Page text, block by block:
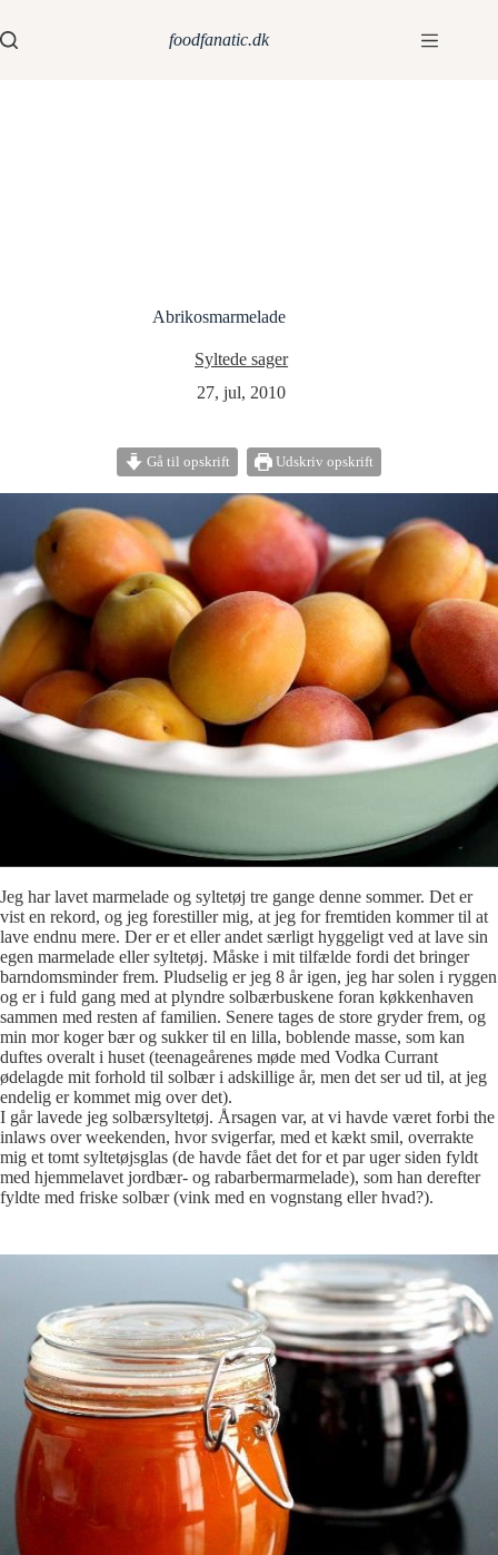
foodfanatic.dk
Abrikosmarmelade
Syltede sager
27, jul, 2010
Gå til opskrift Udskriv opskrift
Jeg har lavet marmelade og syltetøj tre gange denne sommer. Det er
vist en rekord, og jeg forestiller mig, at jeg for fremtiden kommer til at
lave endnu mere. Der er et eller andet særligt hyggeligt ved at lave sin
egen marmelade eller syltetøj. Måske i mit tilfælde fordi det bringer
barndomsminder frem. Pludselig er jeg 8 år igen, jeg har solen i ryggen
og er i fuld gang med at plyndre solbærbuskene foran køkkenhaven
sammen med resten af familien. Senere tages de store gryder frem, og
min mor koger bær og sukker til en lilla, boblende masse, som kan
duftes overalt i huset (teenageårenes møde med Vodka Currant
ødelagde mit forhold til solbær i adskillige år, men det ser ud til, at jeg
endelig er kommet mig over det).
I går lavede jeg solbærsyltetøj. Årsagen var, at vi havde været forbi the
inlaws over weekenden, hvor svigerfar, med et kækt smil, overrakte
mig et tomt syltetøjsglas (de havde fået det for et par uger siden fyldt
med hjemmelavet jordbær- og rabarbermarmelade), som han derefter
fyldte med friske solbær (vink med en vognstang eller hvad?).